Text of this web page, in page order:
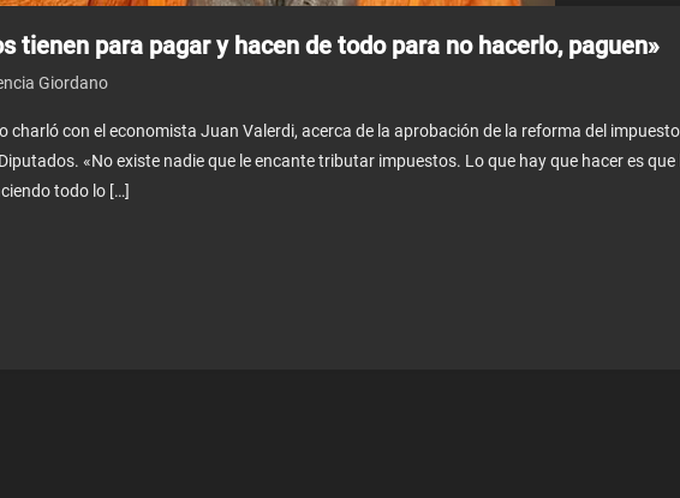
tienen para pagar y hacen de todo para no hacerlo, paguen»
Giordano
charló con el economista Juan Valerdi, acerca de la aprobación de la reforma del
«No existe nadie que le encante tributar impuestos. Lo que hay que hacer es que
todo lo […]